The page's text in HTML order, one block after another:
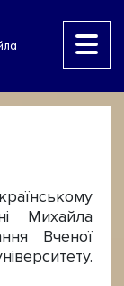
Михайла
Вченої